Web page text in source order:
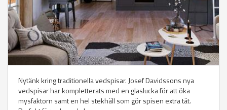
Nytänk kring traditionella vedspisar. Josef Davidssons nya
vedspisar har kompletterats med en glaslucka för att öka
mysfaktorn samt en hel stekhäll som gör spisen extra tät.